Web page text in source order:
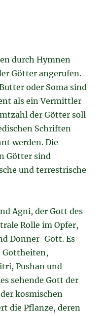
durch Hymnen
Götter angerufen.
oder Soma sind
als ein Vermittler
der Götter soll
Schriften
werden. Die
Götter sind
und terrestrische
Agni, der Gott des
Rolle im Opfer,
Donner-Gott. Es
Gottheiten,
Pushan und
sehende Gott der
kosmischen
die Pflanze, deren